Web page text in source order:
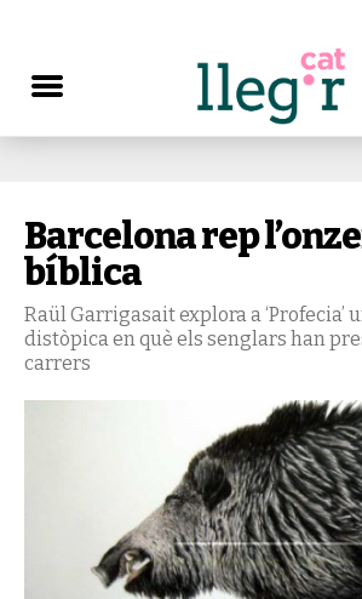
Barcelona rep
bíblica
Raül Garrigasait explora a ‘Profecia’
distòpica en què els senglars han
carrers